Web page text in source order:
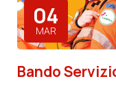
04
MAR
Bando